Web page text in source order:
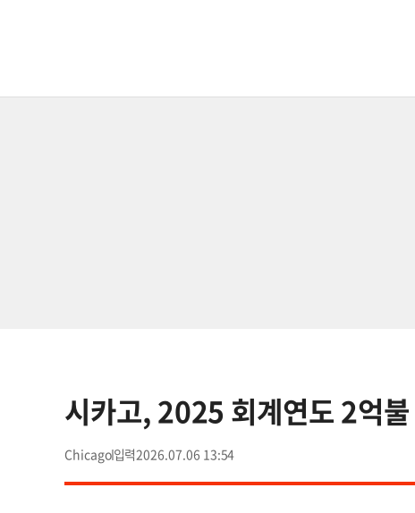
시카고, 2025 회계연도 2억
Chicago 2026.07.06 13:54